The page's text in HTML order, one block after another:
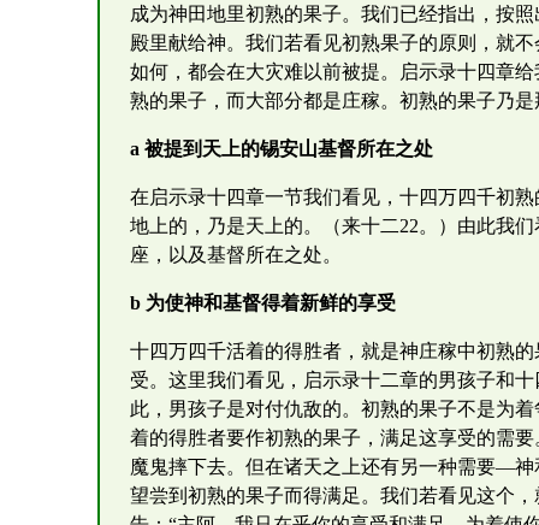
成为神田地里初熟的果子。我们已经指出，按
殿里献给神。我们若看见初熟果子的原则，就
如何，都会在大灾难以前被提。启示录十四章
熟的果子，而大部分都是庄稼。初熟的果子乃
a 被提到天上的锡安山基督所在之处
在启示录十四章一节我们看见，十四万四千初
地上的，乃是天上的。（来十二22。）由此我
座，以及基督所在之处。
b 为使神和基督得着新鲜的享受
十四万四千活着的得胜者，就是神庄稼中初熟
受。这里我们看见，启示录十二章的男孩子和
此，男孩子是对付仇敌的。初熟的果子不是为
着的得胜者要作初熟的果子，满足这享受的需
魔鬼摔下去。但在诸天之上还有另一种需要—
望尝到初熟的果子而得满足。我们若看见这个